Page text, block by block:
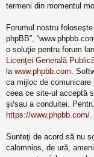
termeni din momentul
Forumul nostru foloseşte
phpBB”,
o soluţie pentru forum
Licenţei Generală
la www.phpbb.com .
ca mijloc de
ceea ce site-ul acceptă
şi/sau a conduitei.
https://www.phpbb.com/
Sunteţi de acord să nu
calomnios, de ură,